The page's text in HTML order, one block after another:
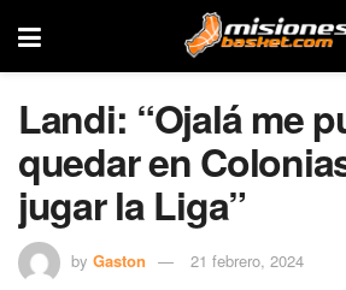
Landi: “Ojalá me
quedar en
jugar la Liga”
by Gaston 21 febrero, 2024